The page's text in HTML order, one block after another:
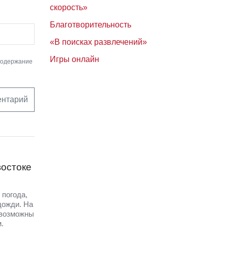
На
скорость»
Благотворительность
«В поисках развлечений»
Игры онлайн